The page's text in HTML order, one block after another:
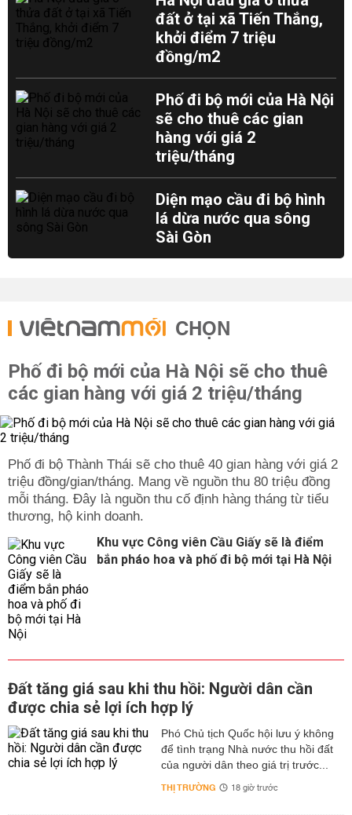
đất ở tại xã Tiến Thắng,
khởi điểm 7 triệu
đồng/m2
Phố đi bộ mới của Hà Nội
sẽ cho thuê các gian
hàng với giá 2
triệu/tháng
Diện mạo cầu đi bộ hình
lá dừa nước qua sông
Sài Gòn
CHỌN
Phố đi bộ mới của Hà Nội sẽ cho thuê
các gian hàng với giá 2 triệu/tháng
Phố đi bộ Thành Thái sẽ cho thuê 40 gian hàng với giá 2
triệu đồng/gian/tháng. Mang về nguồn thu 80 triệu đồng
mỗi tháng. Đây là nguồn thu cố định hàng tháng từ tiểu
thương, hộ kinh doanh.
Khu vực Công viên Cầu Giấy sẽ là điểm
bắn pháo hoa và phố đi bộ mới tại Hà Nội
Đất tăng giá sau khi thu hồi: Người dân cần
được chia sẻ lợi ích hợp lý
Phó Chủ tịch Quốc hội lưu ý không
để tình trạng Nhà nước thu hồi đất
của người dân theo giá trị trước...
THỊ TRƯỜNG 18 giờ trước